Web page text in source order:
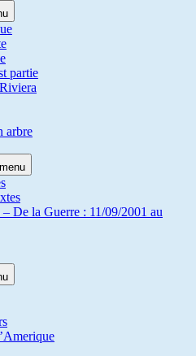
partie
arbre
– De la Guerre : 11/09/2001 au